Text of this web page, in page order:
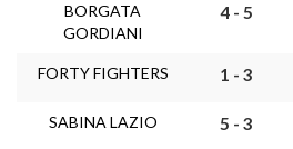
BORGATA
GORDIANI
4 - 5
FORTY FIGHTERS 1 - 3
SABINA LAZIO 5 - 3